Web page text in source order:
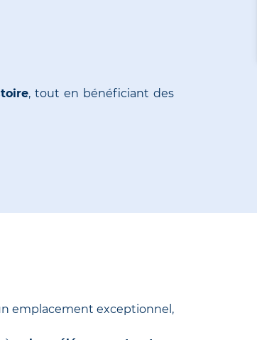
, tout en bénéficiant des
emplacement exceptionnel,